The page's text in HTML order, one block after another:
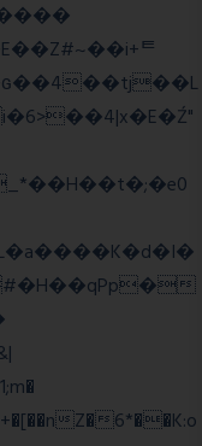
Z�6*��K:o